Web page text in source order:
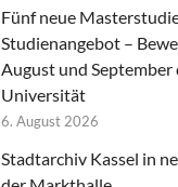
Fünf neue
Studienangebot –
August und
Universität
6. August 2026
Stadtarchiv Kassel in